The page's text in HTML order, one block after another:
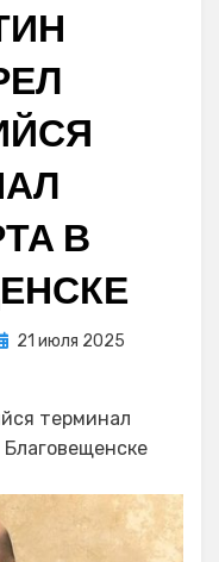
В
21 июля 2025
терминал